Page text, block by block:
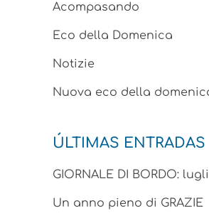
Acompasando
Eco della Domenica
Notizie
Nuova eco della
ÚLTIMAS ENTRADAS
GIORNALE DI BORDO:
Un anno pieno di GRAZIE